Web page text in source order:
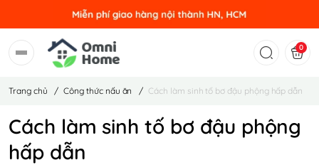
0
Trang chủ / Công thức nấu ăn / Cách làm sinh tố bơ đậu phộng hấp dẫn
Cách làm sinh tố bơ đậu phộng
hấp dẫn